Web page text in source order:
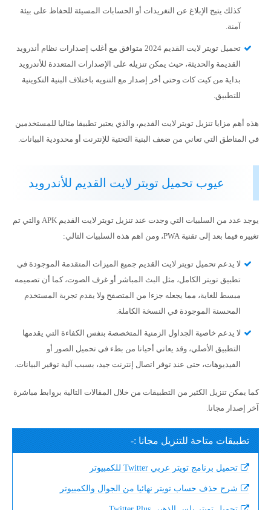
كذلك يتيح الإبلاغ عن التغريدات أو الحسابات المسيئة للحفاظ على بيئة
آمنة.
تحميل تويتر لايت القديم 2024 متوافق مع أغلب إصدارات نظام أندرويد
القديمة والحديثة، حيث يمكن تنزيله على الإصدارات المتعددة للأندرويد
بداية من كيت كات وحتى أخر إصدار مع التنويه باختلاف البنية التكوينية
للتطبيق.
هذه أهم مزايا تنزيل تويتر لايت القديم، والذي يعتبر تطبيقا مثاليا للمستخدمين
في المناطق التي تعاني من ضعف البنية التحتية للإنترنت أو محدودية البيانات.
عيوب تحميل تويتر لايت القديم للأندرويد
يوجد عدد من السلبيات التي وجدت عند تنزيل تويتر لايت القديم APK والتي تم
تغييره فيما بعد إلى تقنية PWA، ومن اهم هذه السلبيات التالي:
لا يدعم تحميل تويتر لايت القديم جميع الميزات المتقدمة الموجودة في
تطبيق تويتر الكامل، مثل البث المباشر أو غرف الصوت، كما أن تصميمه
مبسط للغاية، مما يجعله جزءا من المتصفح ولا يقدم تجربة المستخدم
المحسنة الموجودة في النسخة الكاملة.
لا يدعم خاصية الجداول الزمنية المتخصصة بنفس الكفاءة التي يقدمها
التطبيق الأصلي، وقد يعاني أحيانا من بطء في تحميل الصور أو
الفيديوهات، حتى عند توفر اتصال إنترنت جيد، بسبب آلية توفير البيانات.
كما يمكن تنزيل الكثير من التطبيقات من خلال المقالات التالية بروابط مباشرة
آخر إصدار مجانا.
تطبيقات متاحة للتنزيل مجانا :-
تحميل برنامج تويتر عربي Twitter للكمبيوتر
شرح حذف حساب تويتر نهائيا من الجوال والكمبيوتر